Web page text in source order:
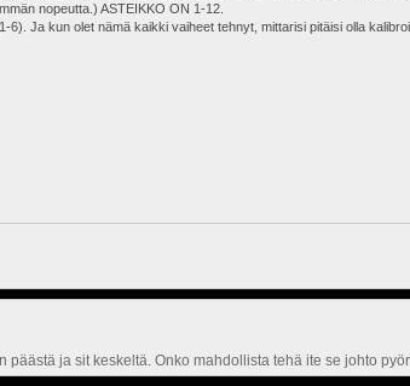
nopeutta.) ASTEIKKO ON 1-12.
Ja kun olet nämä kaikki vaiheet tehnyt, mittarisi pitäisi olla
ja sit keskeltä. Onko mahdollista tehä ite se johto